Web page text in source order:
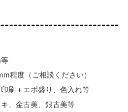
程度（ご相談ください）
刷＋エポ盛り、色入れ等
、金古美、銀古美等